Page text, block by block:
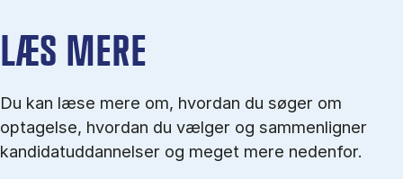
LÆS MERE
Du kan læse mere om, hvordan du søger om
optagelse, hvordan du vælger og sammenligner
kandidatuddannelser og meget mere nedenfor.